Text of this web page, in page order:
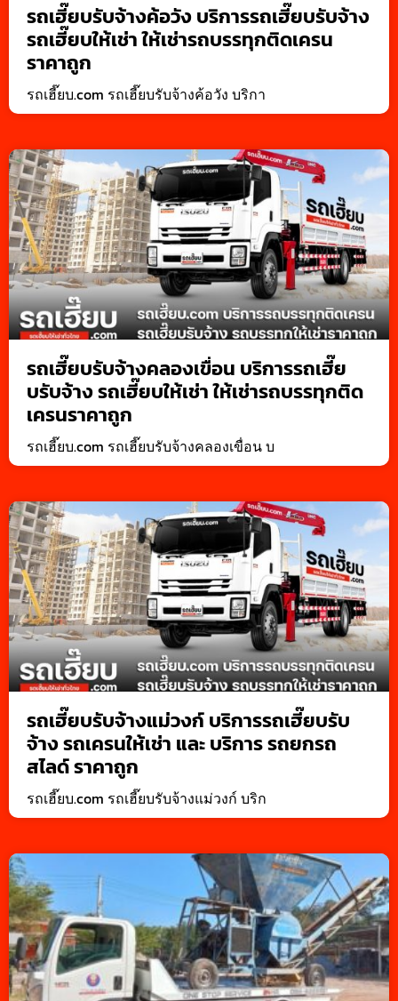
รถเฮี๊ยบรับจ้างค้อวัง บริการรถเฮี๊ยบรับจ้าง
รถเฮี๊ยบให้เช่า ให้เช่ารถบรรทุกติดเครน
ราคาถูก
รถเฮี๊ยบ.com รถเฮี๊ยบรับจ้างค้อวัง บริกา
รถเฮี๊ยบรับจ้างคลองเขื่อน บริการรถเฮี๊ย
บรับจ้าง รถเฮี๊ยบให้เช่า ให้เช่ารถบรรทุกติด
เครนราคาถูก
รถเฮี๊ยบ.com รถเฮี๊ยบรับจ้างคลองเขื่อน บ
รถเฮี๊ยบรับจ้างแม่วงก์ บริการรถเฮี๊ยบรับ
จ้าง รถเครนให้เช่า และ บริการ รถยกรถ
สไลด์ ราคาถูก
รถเฮี๊ยบ.com รถเฮี๊ยบรับจ้างแม่วงก์ บริก